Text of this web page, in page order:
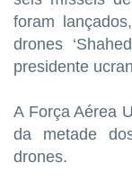
foram
drones
presidente
A Força Aérea
da metade
drones.